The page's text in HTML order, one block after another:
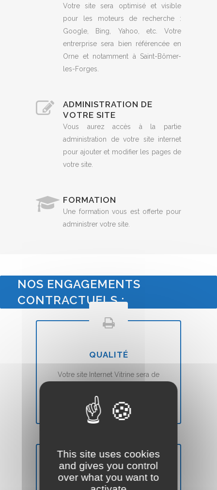
Votre site sera optimisé et visible
pour les moteurs de recherche :
Google, Bing, Yahoo, etc. Votre
entrerprise sera bien référencée en
Orne et notamment à Saint-Bômer-
les-Forges.
ADMINISTRATION DE
VOTRE SITE
Vous aurez accès à la partie
administration de votre site internet
pour ajouter et modifier les pages de
votre site.
FORMATION
Une formation vous est offerte pour
administrer votre site.
NOS ENGAGEMENTS
CONTRACTUELS :
QUALITÉ
Votre site Internet Vitrine sera de
conditions ``Satisfait ou Remboursé``).
DÉLAIS
This site uses cookies
and gives you control
over what you want to